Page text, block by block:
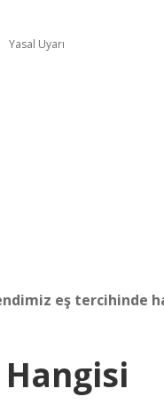
Yasal Uyarı
eş tercihinde